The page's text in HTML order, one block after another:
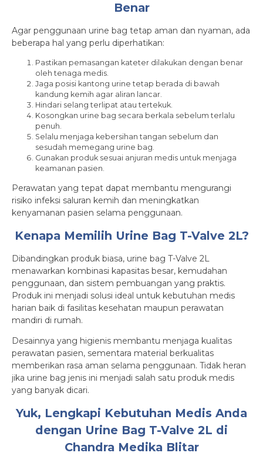
Benar
Agar penggunaan urine bag tetap aman dan nyaman, ada
beberapa hal yang perlu diperhatikan:
Pastikan pemasangan kateter dilakukan dengan benar
oleh tenaga medis.
Jaga posisi kantong urine tetap berada di bawah
kandung kemih agar aliran lancar.
Hindari selang terlipat atau tertekuk.
Kosongkan urine bag secara berkala sebelum terlalu
penuh.
Selalu menjaga kebersihan tangan sebelum dan
sesudah memegang urine bag.
Gunakan produk sesuai anjuran medis untuk menjaga
keamanan pasien.
Perawatan yang tepat dapat membantu mengurangi
risiko infeksi saluran kemih dan meningkatkan
kenyamanan pasien selama penggunaan.
Kenapa Memilih Urine Bag T-Valve 2L?
Dibandingkan produk biasa, urine bag T-Valve 2L
menawarkan kombinasi kapasitas besar, kemudahan
penggunaan, dan sistem pembuangan yang praktis.
Produk ini menjadi solusi ideal untuk kebutuhan medis
harian baik di fasilitas kesehatan maupun perawatan
mandiri di rumah.
Desainnya yang higienis membantu menjaga kualitas
perawatan pasien, sementara material berkualitas
memberikan rasa aman selama penggunaan. Tidak heran
jika urine bag jenis ini menjadi salah satu produk medis
yang banyak dicari.
Yuk, Lengkapi Kebutuhan Medis Anda
dengan Urine Bag T-Valve 2L di
Chandra Medika Blitar